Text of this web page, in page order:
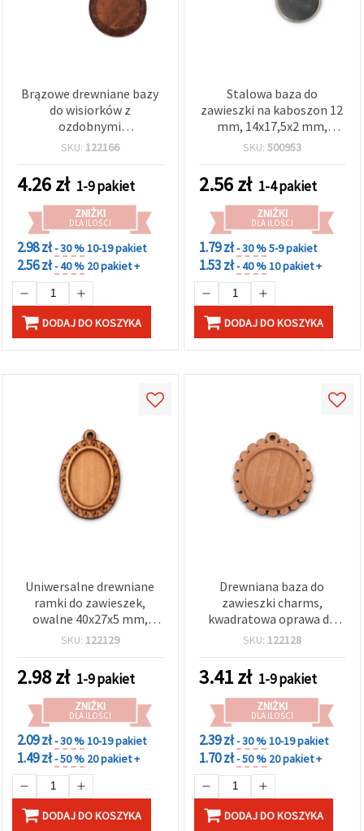
Brązowe drewniane bazy
do wisiorków z
ozdobnymi
ornamentami, 40x44x5,5
otwór 2,5 mm – 2 szt.
SKU: 122166
4.26zł 1-9 pakiet
ZNIŻKI
DLA ILOŚCI
2.98 zł- 30 %10-19 pakiet
2.56 zł- 40 % 20 pakiet +
DODAJ DO KOSZYKA
Stalowa baza do
zawieszki na kaboszon 12
mm, 14x17,5x2 mm,
otwór 2 mm, kolor
SKU: 500953
2.56zł 1-4 pakiet
ZNIŻKI
DLA ILOŚCI
1.79 zł- 30 %5-9 pakiet
1.53 zł- 40 %10 pakiet +
DODAJ DO KOSZYKA
Uniwersalne drewniane
ramki do zawieszek,
owalne 40x27x5 mm,
wewnętrzny wymiar 18x25
zestaw 2 szt. do biżuterii i
projektów DIY
SKU: 122129
2.98zł 1-9 pakiet
ZNIŻKI
DLA ILOŚCI
2.09 zł- 30 %10-19 pakiet
1.49 zł- 50 % 20 pakiet +
DODAJ DO KOSZYKA
Drewniana baza do
zawieszki charms,
kwadratowa oprawa do
biżuterii DIY, 39x37x5 mm,
mm, otwór 2 mm,
naturalny kolor drewna –
2 szt.
SKU: 122128
3.41zł 1-9 pakiet
ZNIŻKI
DLA ILOŚCI
2.39 zł- 30 %10-19 pakiet
1.70 zł- 50 % 20 pakiet +
DODAJ DO KOSZYKA